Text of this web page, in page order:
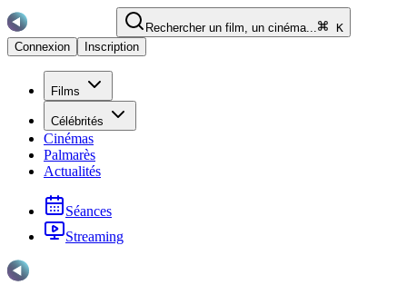
Rechercher un film, un cinéma...
K
Connexion
Inscription
Films
Célébrités
Cinémas
Palmarès
Actualités
Séances
Streaming